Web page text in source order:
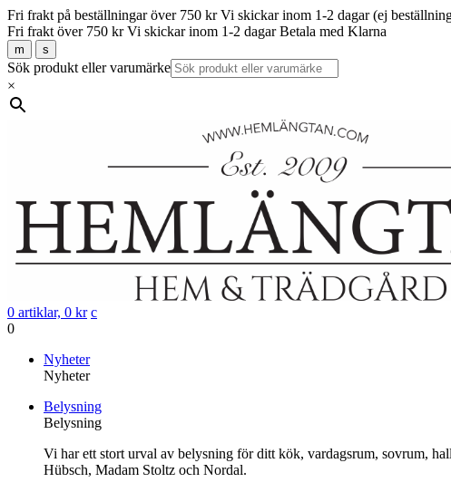
Fri frakt på beställningar över 750 kr Vi skickar inom 1-2 dagar (ej
Fri frakt över 750 kr Vi skickar inom 1-2 dagar Betala med Klarna
m s
Sök produkt eller varumärke
×
0 artiklar, 0 kr c
0
innehåll
Nyheter
Nyheter
Belysning
Belysning
Vi har ett stort urval av belysning för ditt kök, vardagsrum, sovrum,
Hübsch, Madam Stoltz och Nordal.